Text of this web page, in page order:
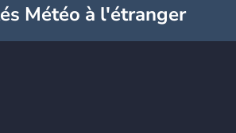
Météo à l'étranger